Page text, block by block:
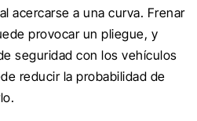
acercarse a una curva. Frenar
provocar un pliegue, y
seguridad con los vehículos
reducir la probabilidad de